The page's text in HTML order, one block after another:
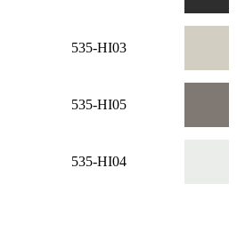
535-HI03
535-HI05
535-HI04